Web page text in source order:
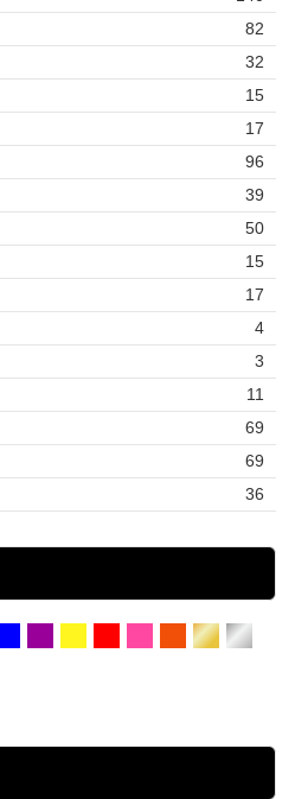
82
32
15
17
96
39
50
15
17
4
3
11
69
69
36